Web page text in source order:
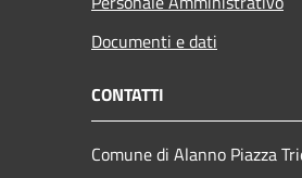
Documenti e dati
CONTATTI
Comune di Alanno Piazza